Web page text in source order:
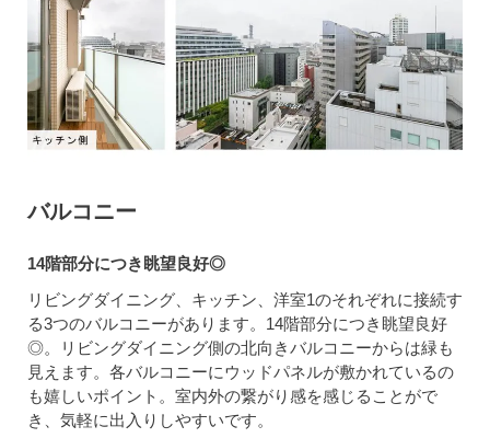
バルコニー
14階部分につき眺望良好◎
リビングダイニング、キッチン、洋室1のそれぞれに接続す
る3つのバルコニーがあります。14階部分につき眺望良好
◎。リビングダイニング側の北向きバルコニーからは緑も
見えます。各バルコニーにウッドパネルが敷かれているの
も嬉しいポイント。室内外の繋がり感を感じることがで
き、気軽に出入りしやすいです。